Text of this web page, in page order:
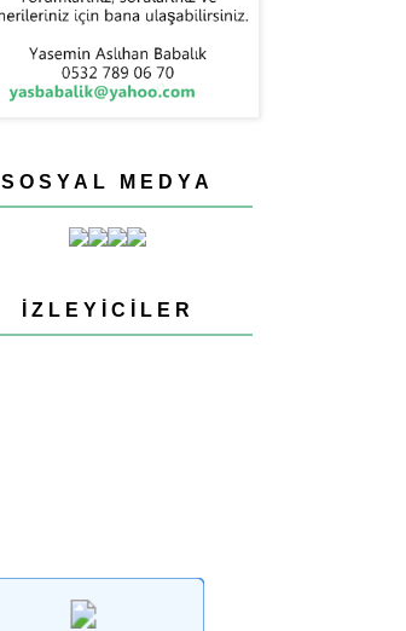
SOSYAL MEDYA
İZLEYICILER